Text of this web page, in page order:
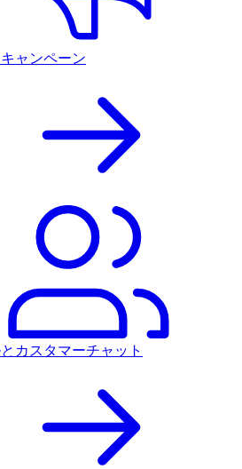
ャンペーン
カスタマーチャット